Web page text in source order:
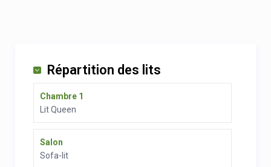
Répartition des lits
Chambre 1
Lit Queen
Salon
Sofa-lit